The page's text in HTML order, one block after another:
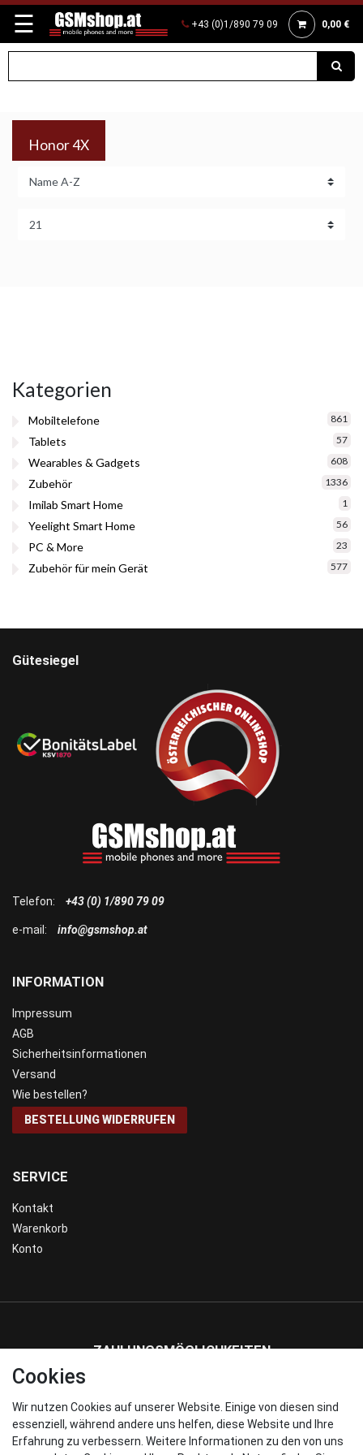
☰ +43 (0)1/890 79 09 0,00 €
Honor 4X
Kategorien
Mobiltelefone 861
Tablets 57
Wearables & Gadgets 608
Zubehör 1336
Imilab Smart Home 1
Yeelight Smart Home 56
PC & More 23
Zubehör für mein Gerät 577
SERVICE
Kontakt
Warenkorb
Konto
INFORMATION
Impressum
AGB
Sicherheitsinformationen
Versand
Wie bestellen?
BESTELLUNG WIDERRUFEN
Telefon: +43 (0) 1/890 79 09
e-mail: info@gsmshop.at
Gütesiegel
ZAHLUNGSMÖGLICHKEITEN
WIR VERSENDEN MIT
Cookies
Wir nutzen Cookies auf unserer Website. Einige von diesen sind
essenziell, während andere uns helfen, diese Website und Ihre
Erfahrung zu verbessern. Weitere Informationen zu den von uns